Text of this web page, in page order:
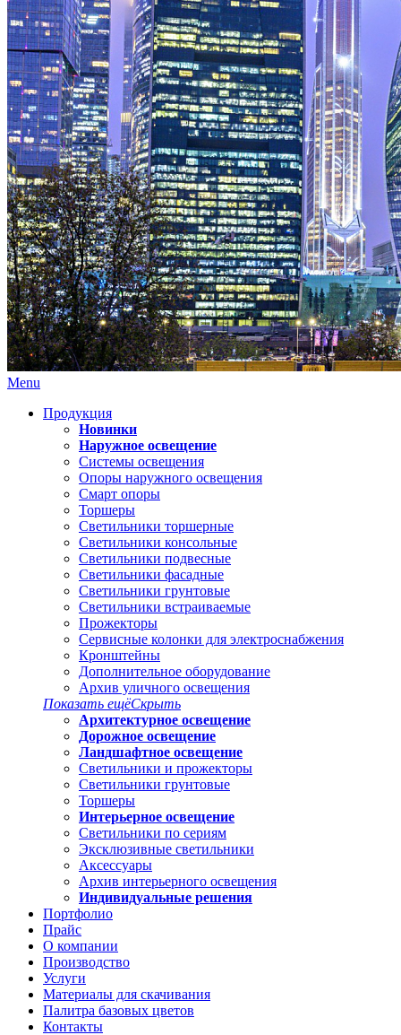
Menu
Продукция
Новинки
Наружное освещение
Системы освещения
Опоры наружного освещения
Смарт опоры
Торшеры
Светильники торшерные
Светильники консольные
Светильники подвесные
Светильники фасадные
Светильники грунтовые
Светильники встраиваемые
Прожекторы
Сервисные колонки для электроснабжения
Кронштейны
Дополнительное оборудование
Архив уличного освещения
Показать ещёСкрыть
Архитектурное освещение
Дорожное освещение
Ландшафтное освещение
Светильники и прожекторы
Светильники грунтовые
Торшеры
Интерьерное освещение
Светильники по сериям
Эксклюзивные светильники
Аксессуары
Архив интерьерного освещения
Индивидуальные решения
Портфолио
Прайс
О компании
Производство
Услуги
Материалы для скачивания
Палитра базовых цветов
Контакты